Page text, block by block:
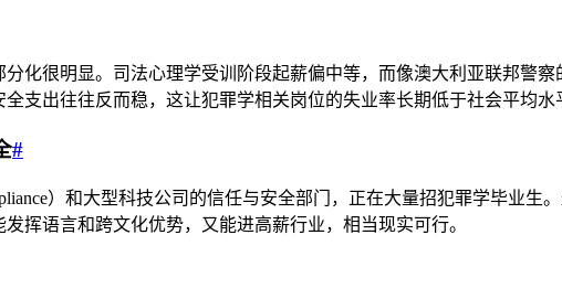
化很明显。司法心理学受训阶段起薪偏中等，而像澳大利亚联邦警
出往往反而稳，这让犯罪学相关岗位的失业率长期低于社会平均水
#
）和大型科技公司的信任与安全部门，正在大量招犯罪学毕业
挥语言和跨文化优势，又能进高薪行业，相当现实可行。